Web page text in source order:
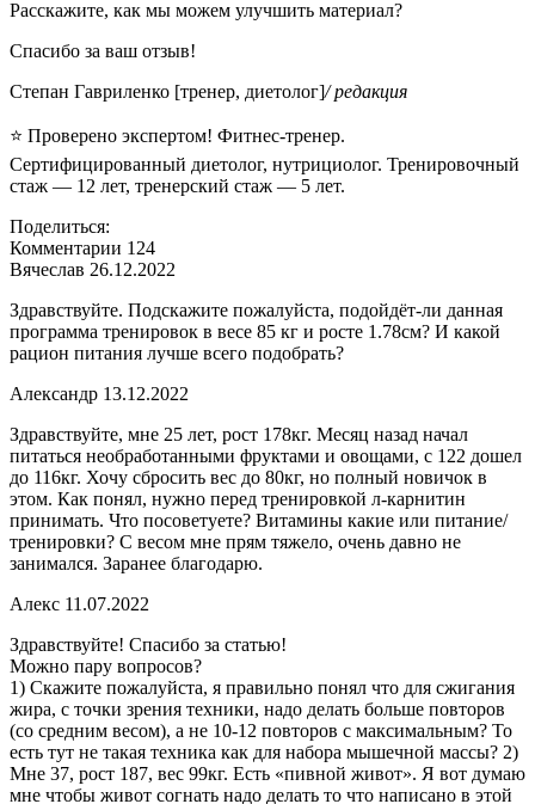
Расскажите, как мы можем улучшить материал?
Спасибо за ваш отзыв!
Степан Гавриленко [тренер, диетолог]/ редакция
⭐ Проверено экспертом! Фитнес-тренер.
Сертифицированный диетолог, нутрициолог. Тренировочный
стаж — 12 лет, тренерский стаж — 5 лет.
Поделиться:
Комментарии 124
Вячеслав 26.12.2022
Здравствуйте. Подскажите пожалуйста, подойдёт-ли данная
программа тренировок в весе 85 кг и росте 1.78см? И какой
рацион питания лучше всего подобрать?
Александр 13.12.2022
Здравствуйте, мне 25 лет, рост 178кг. Месяц назад начал
питаться необработанными фруктами и овощами, с 122 дошел
до 116кг. Хочу сбросить вес до 80кг, но полный новичок в
этом. Как понял, нужно перед тренировкой л-карнитин
принимать. Что посоветуете? Витамины какие или питание/
тренировки? С весом мне прям тяжело, очень давно не
занимался. Заранее благодарю.
Алекс 11.07.2022
Здравствуйте! Спасибо за статью!
Можно пару вопросов?
1) Скажите пожалуйста, я правильно понял что для сжигания
жира, с точки зрения техники, надо делать больше повторов
(со средним весом), а не 10-12 повторов с максимальным? То
есть тут не такая техника как для набора мышечной массы? 2)
Мне 37, рост 187, вес 99кг. Есть «пивной живот». Я вот думаю
мне чтобы живот согнать надо делать то что написано в этой